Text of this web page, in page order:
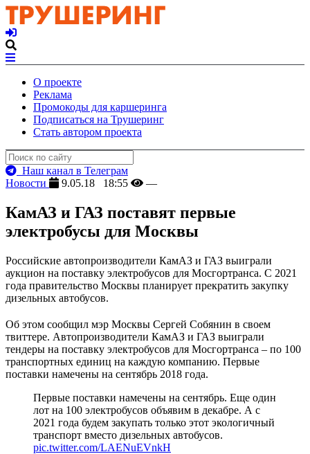
О проекте
Реклама
Промокоды для каршеринга
Подписаться на Трушеринг
Стать автором проекта
Наш канал в Телеграм
Новости
9.05.18 18:55 —
КамАЗ и ГАЗ поставят первые
электробусы для Москвы
Российские автопроизводители КамАЗ и ГАЗ выиграли
аукцион на поставку электробусов для Мосгортранса. С 2021
года правительство Москвы планирует прекратить закупку
дизельных автобусов.
Об этом сообщил мэр Москвы Сергей Собянин в своем
твиттере. Автопроизводители КамАЗ и ГАЗ выиграли
тендеры на поставку электробусов для Мосгортранса – по 100
транспортных единиц на каждую компанию. Первые
поставки намечены на сентябрь 2018 года.
Первые поставки намечены на сентябрь. Еще один
лот на 100 электробусов объявим в декабре. А с
2021 года будем закупать только этот экологичный
транспорт вместо дизельных автобусов.
pic.twitter.com/LAENuEVnkH